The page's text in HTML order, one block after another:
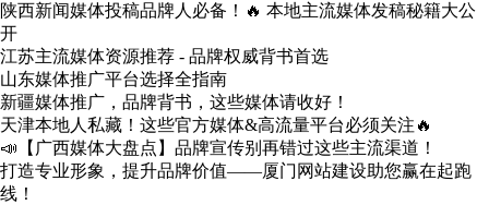
陕西新闻媒体投稿品牌人必备！🔥 本地主流媒体发稿秘籍大公
开
江苏主流媒体资源推荐 - 品牌权威背书首选
山东媒体推广平台选择全指南
新疆媒体推广，品牌背书，这些媒体请收好！
天津本地人私藏！这些官方媒体&高流量平台必须关注🔥
📣【广西媒体大盘点】品牌宣传别再错过这些主流渠道！
打造专业形象，提升品牌价值——厦门网站建设助您赢在起跑
线！